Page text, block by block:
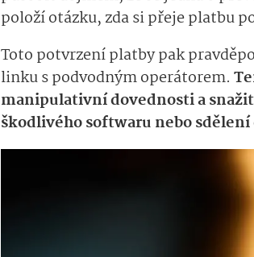
položí otázku, zda si přeje platbu
Toto potvrzení platby pak
linku s podvodným operátorem.
manipulativní dovednosti a
škodlivého softwaru nebo